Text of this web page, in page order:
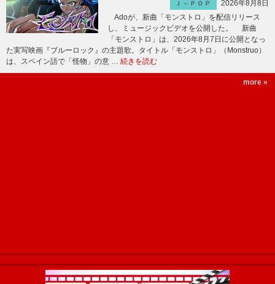
Ｊ－ＰＯＰ
2026年8月8日
Adoが、新曲「モンストロ」を配信リリース
し、ミュージックビデオを公開した。 新曲
「モンストロ」は、2026年8月7日に公開となっ
た実写映画『ブルーロック』の主題歌。タイトル「モンストロ」（Monstruo）
は、スペイン語で「怪物」の意 … 続きを読む
more »